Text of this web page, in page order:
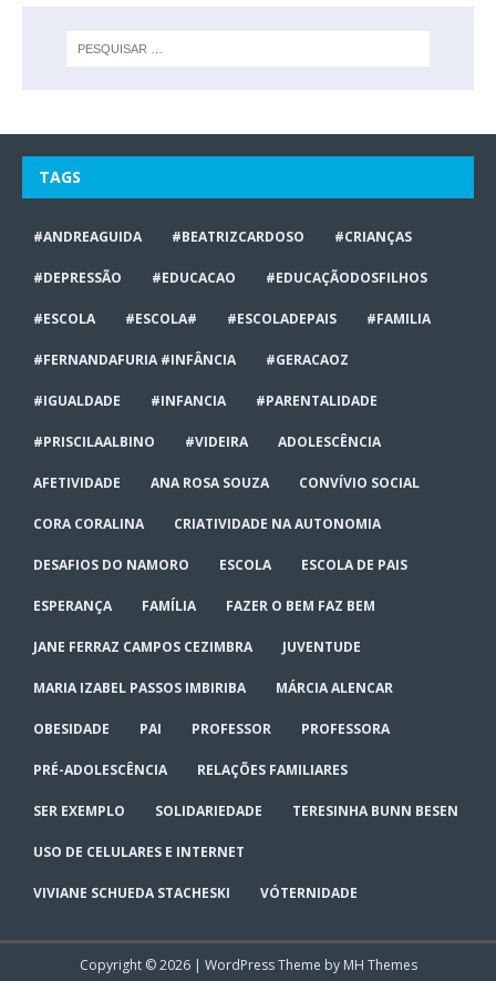
TAGS
#ANDREAGUIDA #BEATRIZCARDOSO #CRIANÇAS
#DEPRESSÃO #EDUCACAO #EDUCAÇÃODOSFILHOS
#ESCOLA #ESCOLA# #ESCOLADEPAIS #FAMILIA
#FERNANDAFURIA #INFÂNCIA #GERACAOZ
#IGUALDADE #INFANCIA #PARENTALIDADE
#PRISCILAALBINO #VIDEIRA ADOLESCÊNCIA
AFETIVIDADE ANA ROSA SOUZA CONVÍVIO SOCIAL
CORA CORALINA CRIATIVIDADE NA AUTONOMIA
DESAFIOS DO NAMORO ESCOLA ESCOLA DE PAIS
ESPERANÇA FAMÍLIA FAZER O BEM FAZ BEM
JANE FERRAZ CAMPOS CEZIMBRA JUVENTUDE
MARIA IZABEL PASSOS IMBIRIBA MÁRCIA ALENCAR
OBESIDADE PAI PROFESSOR PROFESSORA
PRÉ-ADOLESCÊNCIA RELAÇÕES FAMILIARES
SER EXEMPLO SOLIDARIEDADE TERESINHA BUNN BESEN
USO DE CELULARES E INTERNET
VIVIANE SCHUEDA STACHESKI VÓTERNIDADE
Copyright © 2026 | WordPress Theme by MH Themes